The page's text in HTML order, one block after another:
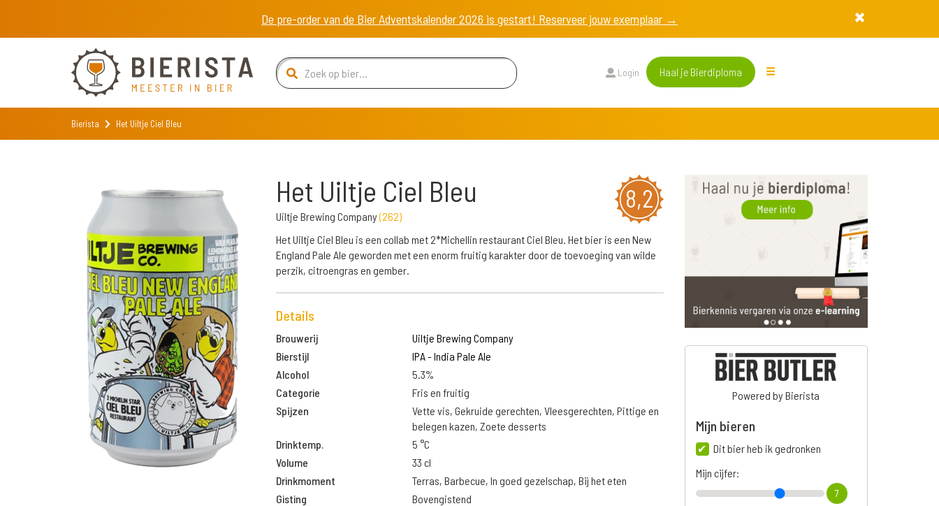
De pre-order van de Bier Adventskalender 2026 is gestart! Reserveer jouw exemplaar →
Login Haal je Bierdiploma
Bierista Het Uiltje Ciel Bleu
8,2
Het Uiltje Ciel Bleu
Uiltje Brewing Company(262)
Het Uiltje Ciel Bleu is een collab met 2*Michellin restaurant Ciel Bleu. Het bier is een New
England Pale Ale geworden met een enorm fruitig karakter door de toevoeging van wilde
perzik, citroengras en gember.
Details
Brouwerij
Uiltje Brewing Company
Bierstijl
IPA - India Pale Ale
Alcohol
5.3%
Categorie
Fris en fruitig
Spijzen
Vette vis, Gekruide gerechten, Vleesgerechten, Pittige en
belegen kazen, Zoete desserts
Drinktemp.
5 °C
Volume
33 cl
Drinkmoment
Terras, Barbecue, In goed gezelschap, Bij het eten
Gisting
Bovengistend
Powered by Bierista
Mijn bieren
Dit bier heb ik gedronken
Mijn cijfer:
7